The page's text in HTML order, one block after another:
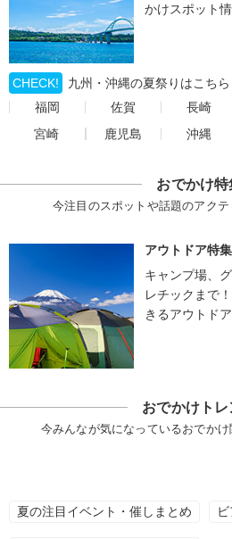
かけスポット
CHECK!
九州・沖縄の夏祭りはこちら
福岡
佐賀 長崎
宮崎
鹿児島 沖縄
おでかけ特
今注目のスポットや話題のアク
アウトドア特集
キャンプ場、
レチックまで
きるアウトド
おでかけトレ
今みんなが気になっているおでかけ
夏の注目イベント・催しまとめ